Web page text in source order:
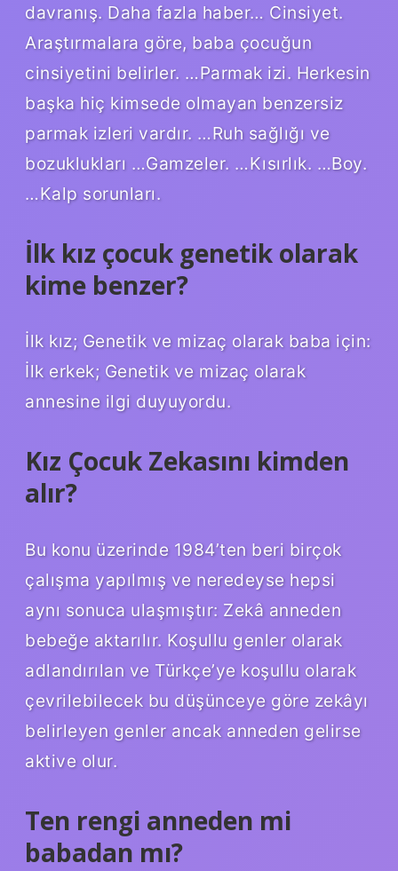
davranış. Daha fazla haber… Cinsiyet.
Araştırmalara göre, baba çocuğun
cinsiyetini belirler. …Parmak izi. Herkesin
başka hiç kimsede olmayan benzersiz
parmak izleri vardır. …Ruh sağlığı ve
bozuklukları …Gamzeler. …Kısırlık. …Boy.
…Kalp sorunları.
İlk kız çocuk genetik olarak
kime benzer?
İlk kız; Genetik ve mizaç olarak baba için:
İlk erkek; Genetik ve mizaç olarak
annesine ilgi duyuyordu.
Kız Çocuk Zekasını kimden
alır?
Bu konu üzerinde 1984’ten beri birçok
çalışma yapılmış ve neredeyse hepsi
aynı sonuca ulaşmıştır: Zekâ anneden
bebeğe aktarılır. Koşullu genler olarak
adlandırılan ve Türkçe’ye koşullu olarak
çevrilebilecek bu düşünceye göre zekâyı
belirleyen genler ancak anneden gelirse
aktive olur.
Ten rengi anneden mi
babadan mı?